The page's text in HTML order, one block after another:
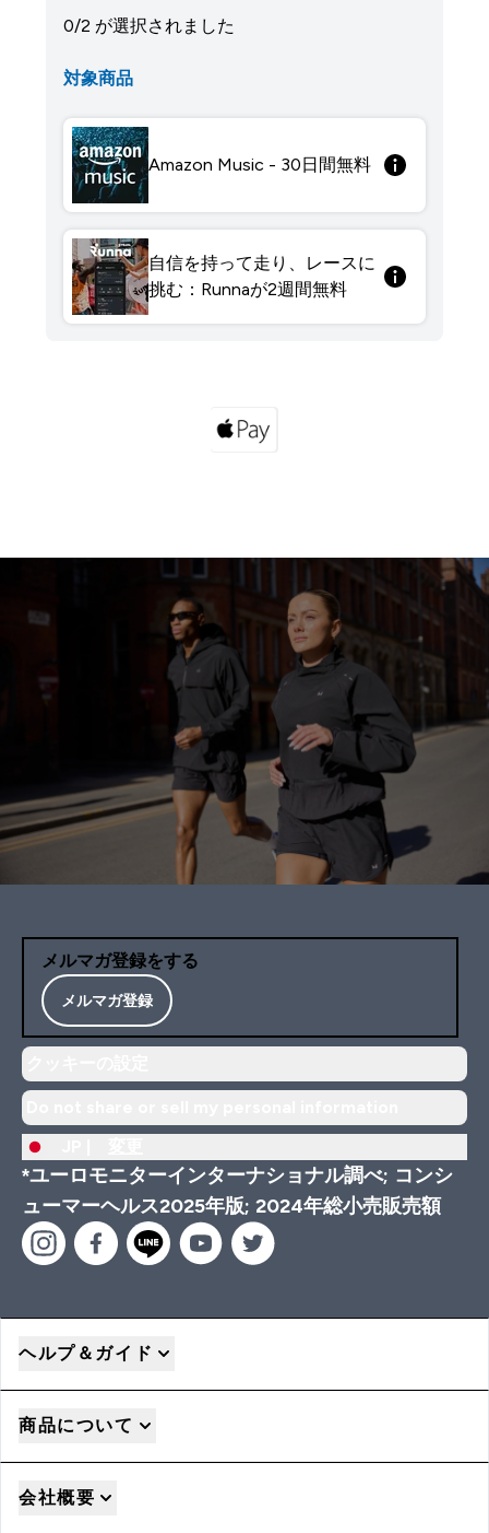
0/2 が選択されました
対象商品
Amazon Music - 30日間無料
自信を持って走り、レースに
挑む：Runnaが2週間無料
メルマガ登録をする
メルマガ登録
*ユーロモニターインターナショナル調べ; コンシ
ューマーヘルス2025年版; 2024年総小売販売額
ヘルプ＆ガイド
商品について
会社概要